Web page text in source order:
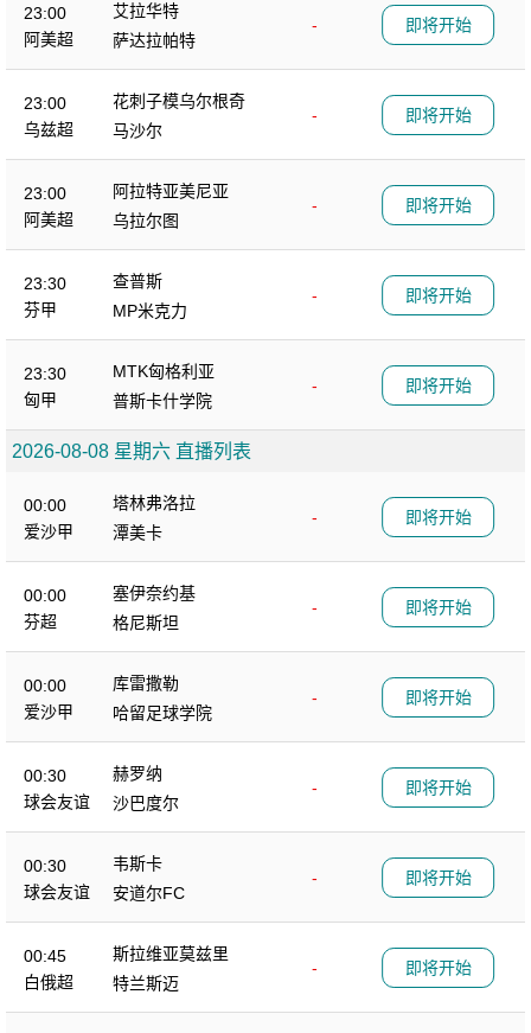
23:00
阿美超
艾拉华特
-
萨达拉帕特
即将开始
23:00
乌兹超
花刺子模乌尔根奇
-
马沙尔
即将开始
23:00
阿美超
阿拉特亚美尼亚
-
乌拉尔图
即将开始
23:30
芬甲
查普斯
-
MP米克力
即将开始
23:30
匈甲
MTK匈格利亚
-
普斯卡什学院
即将开始
2026-08-08 星期六 直播列表
00:00
爱沙甲
塔林弗洛拉
-
潭美卡
即将开始
00:00
芬超
塞伊奈约基
-
格尼斯坦
即将开始
00:00
爱沙甲
库雷撒勒
-
哈留足球学院
即将开始
00:30
球会友谊
赫罗纳
-
沙巴度尔
即将开始
00:30
球会友谊
韦斯卡
-
安道尔FC
即将开始
00:45
白俄超
斯拉维亚莫兹里
-
特兰斯迈
即将开始